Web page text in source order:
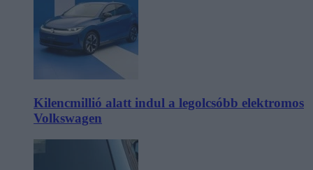
Kilencmillió alatt indul a legolcsóbb elektromos
Volkswagen